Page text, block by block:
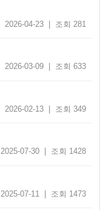
2026-04-23 | 조회 281
2026-03-09 | 조회 633
2026-02-13 | 조회 349
2025-07-30 | 조회 1428
2025-07-11 | 조회 1473